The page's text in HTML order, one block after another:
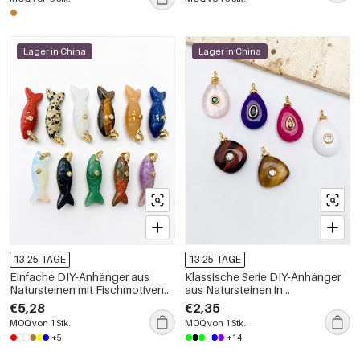
Lager in China
13-25 TAGE
Einfache DIY-Anhänger aus
Natursteinen mit Fischmotiven
für Damen
€5,28
MOQ von 1 Stk.
+5
Lager in China
13-25 TAGE
Klassische Serie DIY-Anhänger
aus Natursteinen in
unregelmäßigen Formen für
Damen
€2,35
MOQ von 1 Stk.
+14